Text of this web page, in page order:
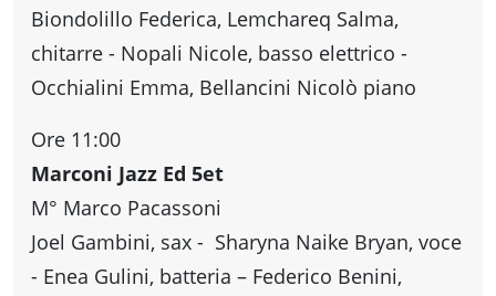
Guide
Fano
Accessibili
Biondolillo Federica, Lemchareq Salma,
chitarre - Nopali Nicole, basso elettrico -
Occhialini Emma, Bellancini Nicolò piano
Ore 11:00
Marconi Jazz Ed 5et
M° Marco Pacassoni
Joel Gambini, sax - Sharyna Naike Bryan, voce
- Enea Gulini, batteria – Federico Benini,